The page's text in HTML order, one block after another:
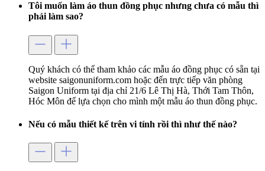
Tôi muốn làm áo thun đồng phục nhưng chưa có mẫu thì
phải làm sao?
Quý khách có thể tham khảo các mẫu áo đồng phục có sẵn tại
website saigonuniform.com hoặc đến trực tiếp văn phòng
Saigon Uniform tại địa chỉ 21/6 Lê Thị Hà, Thới Tam Thôn,
Hóc Môn để lựa chọn cho mình một mẫu áo thun đồng phục.
Nếu có mẫu thiết kế trên vi tính rồi thì như thế nào?